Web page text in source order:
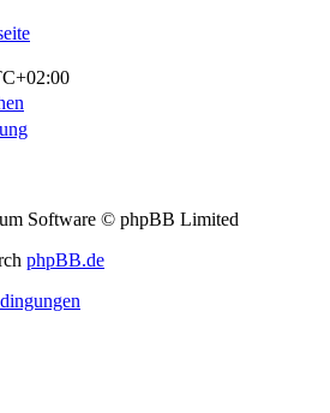
Software © phpBB Limited
phpBB.de